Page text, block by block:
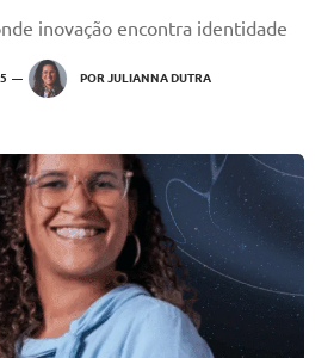
inovação encontra identidade
POR JULIANNA DUTRA